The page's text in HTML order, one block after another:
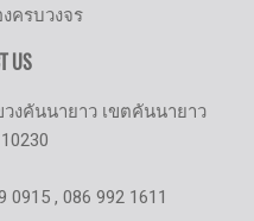
ครบวงจร
US
งคันนายาว เขตคันนายาว
0915 , 086 992 1611